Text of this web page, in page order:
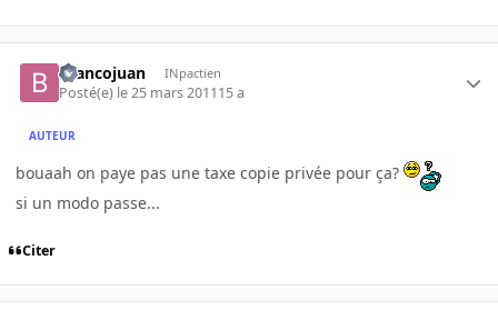
brancojuan INpactien
Posté(e) le 25 mars 201115 a
AUTEUR
bouaah on paye pas une taxe copie privée pour ça?
si un modo passe...
Citer